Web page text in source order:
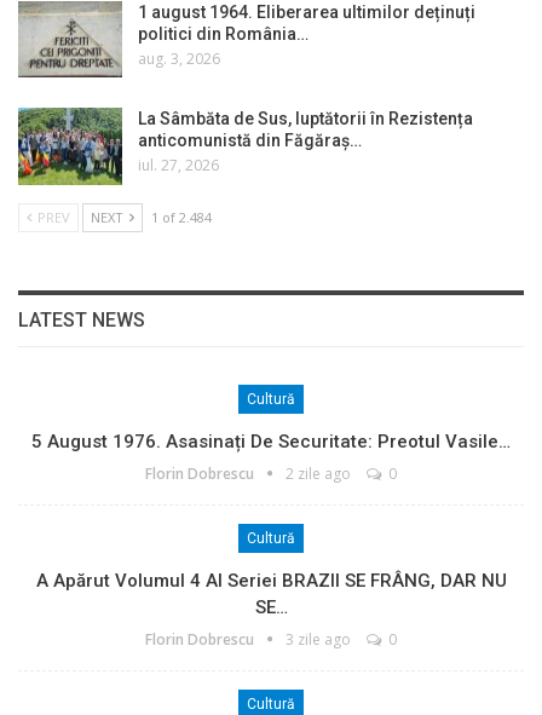
1 august 1964. Eliberarea ultimilor deținuți
politici din România…
aug. 3, 2026
La Sâmbăta de Sus, luptătorii în Rezistența
anticomunistă din Făgăraș…
iul. 27, 2026
PREV NEXT 1 of 2.484
LATEST NEWS
Cultură
5 August 1976. Asasinați De Securitate: Preotul Vasile…
Florin Dobrescu 2 zile ago 0
Cultură
A Apărut Volumul 4 Al Seriei BRAZII SE FRÂNG, DAR NU
SE…
Florin Dobrescu 3 zile ago 0
Cultură